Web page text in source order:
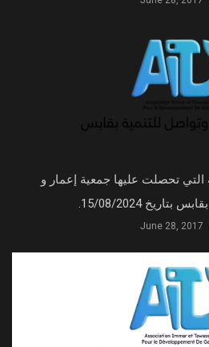
التي تحصلت عليها جمعية إعمار و
15/08/2024.